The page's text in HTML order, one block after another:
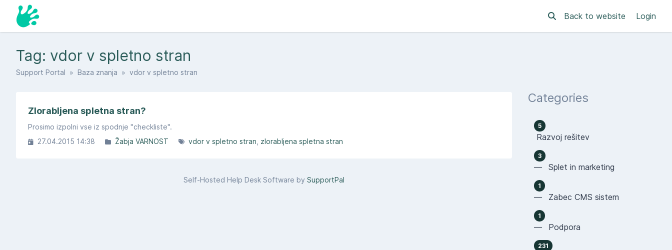
Back to website Login
Tag: vdor v spletno stran
Support Portal » Baza znanja » vdor v spletno stran
Zlorabljena spletna stran?
Prosimo izpolni vse iz spodnje "checkliste".
27.04.2015 14:38
Žabja VARNOST vdor v spletno stran zlorabljena spletna stran
Self-Hosted Help Desk Software by SupportPal
Categories
5
Razvoj rešitev
3
— Splet in marketing
1
— Zabec CMS sistem
1
— Podpora
231